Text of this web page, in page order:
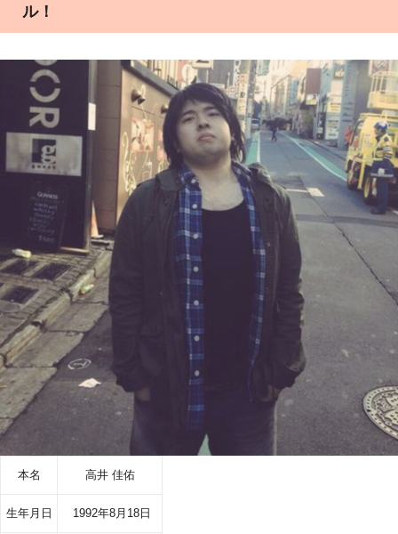
ル！
本名 高井 佳佑
生年月日 1992年8月18日